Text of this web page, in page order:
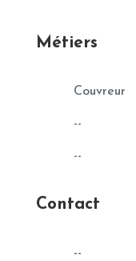
Métiers
Couvreur
--
--
Contact
--